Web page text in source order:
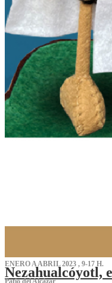
ENERO A ABRIL 2023 , 9-17 H.
Nezahualcóyotl,